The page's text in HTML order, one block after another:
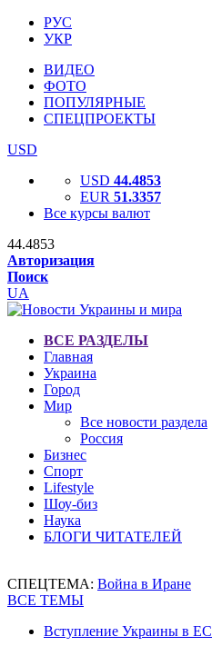
РУС
УКР
ВИДЕО
ФОТО
ПОПУЛЯРНЫЕ
СПЕЦПРОЕКТЫ
USD
USD 44.4853
EUR 51.3357
Все курсы валют
44.4853
Авторизация
Поиск
UA
ВСЕ РАЗДЕЛЫ
Главная
Украина
Город
Мир
Все новости раздела
Россия
Бизнес
Спорт
Lifestyle
Шоу-биз
Наука
БЛОГИ ЧИТАТЕЛЕЙ
СПЕЦТЕМА: Война в Иране
ВСЕ ТЕМЫ
Вступление Украины в ЕС